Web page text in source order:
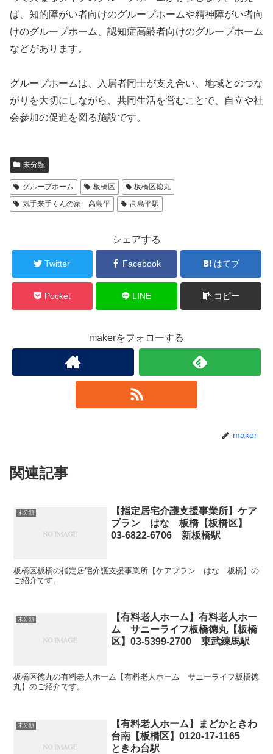
ば、知的障がい者向けのグループホームや精神障がい者向
けのグループホーム、認知症高齢者向けのグループホーム
などがあります。
グループホームは、入居者同士が支え合い、地域とのつな
がりを大切にしながら、共同生活を営むことで、自立や社
会参加の促進を図る施設です。
未分類
グループホーム 板橋区
板橋区徳丸
気手来手くんの家 高島平
高島平駅
シェアする
Twitter Facebook はてブ
Pocket LINE コピー
makerをフォローする
maker
関連記事
未分類
【指定居宅介護支援事業所】ケア
プラン はな 板橋【板橋区】
03-6822-6706 新板橋駅
板橋区板橋の指定居宅介護支援事業所【ケアプラン はな 板橋】の
ご紹介です。
未分類
【有料老人ホーム】有料老人ホー
ム サニーライフ板橋徳丸【板橋
区】03-5399-2700 東武練馬駅
板橋区徳丸の有料老人ホーム【有料老人ホーム サニーライフ板橋徳
丸】のご紹介です。
未分類
【有料老人ホーム】まどかときわ
台南【板橋区】0120-17-1165
ときわ台駅